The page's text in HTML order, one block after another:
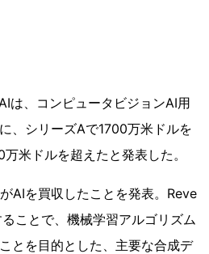
は、コンピュータビジョンAI用
、シリーズAで1700万米ドルを
米ドルを超えたと発表した。
AIを買収したことを発表。Reve
ことで、機械学習アルゴリズム
とを目的とした、主要な合成デ